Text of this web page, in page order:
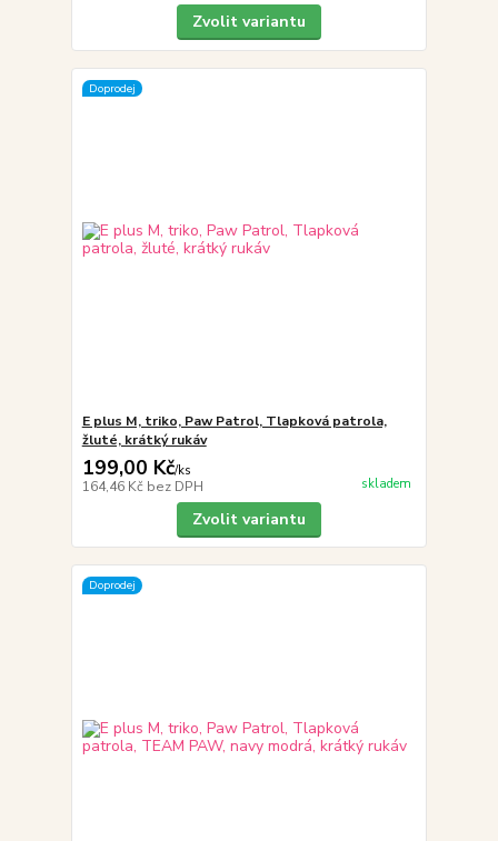
Zvolit variantu
Doprodej
E plus M, triko, Paw Patrol, Tlapková patrola,
žluté, krátký rukáv
199,00 Kč/ks
164,46 Kč bez DPH skladem
Zvolit variantu
Doprodej